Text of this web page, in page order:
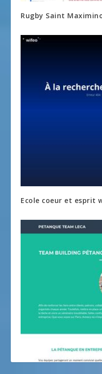
Rugby Saint
Ecole coeur et esprit